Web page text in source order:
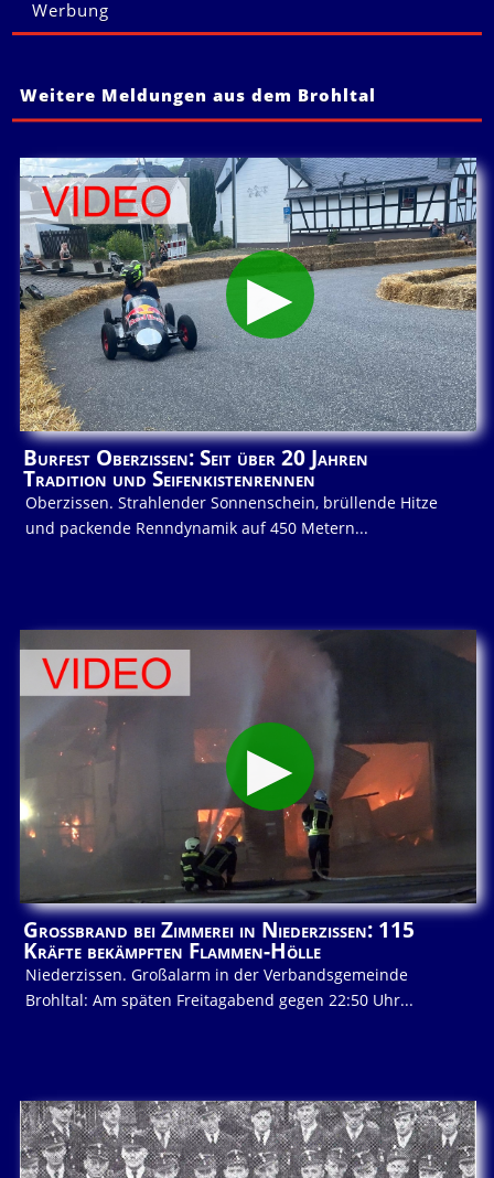
Werbung
Weitere Meldungen aus dem Brohltal
Burfest Oberzissen: Seit über 20 Jahren
Tradition und Seifenkistenrennen
Oberzissen. Strahlender Sonnenschein, brüllende Hitze
und packende Renndynamik auf 450 Metern...
Großbrand bei Zimmerei in Niederzissen: 115
Kräfte bekämpften Flammen-Hölle
Niederzissen. Großalarm in der Verbandsgemeinde
Brohltal: Am späten Freitagabend gegen 22:50 Uhr...